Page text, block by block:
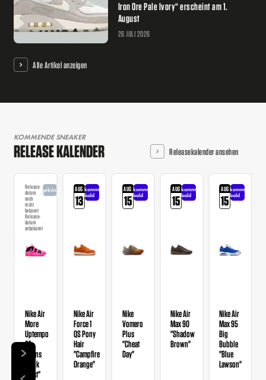
Iron Ore Pale Ivory“ erscheint am 1.
August
26 JULI 2026
Alle Artikel anzeigen
KOMMENDE SNEAKER
RELEASE KALENDER Releasekalender ansehen
Release-
datum
noch
nicht
bekannt
Release-
datum
unbekannt
angekündigt
Nike Air
More
Uptempo
SE
Wmns
"Pink
Blast"
AUG
13
kommt
bald
Nike Air
Force 1
QS Pony
Hair
"Campfire
Orange"
AUG
15
kommt
bald
Nike
Vomero
Plus
"Cheat
Day"
AUG
15
kommt
bald
Nike Air
Max 90
"Shadow
Brown"
AUG
15
kommt
bald
Nike Air
Max 95
Big
Bubble
"Blue
Lawson"